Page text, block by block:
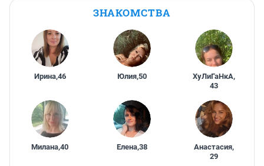
ЗНАКОМСТВА
Ирина,46 Юлия,50 ХуЛиГаНкА,
43
Милана,40 Елена,38 Анастасия,
29